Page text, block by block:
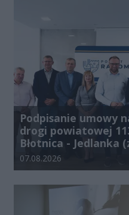
Podpisanie umowy
drogi powiatowej
Błotnica - Jedlanka
Data dodania galerii:
07.08.2026